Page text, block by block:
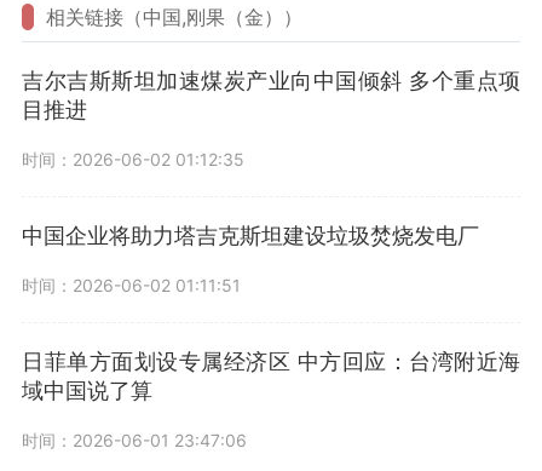
相关链接（中国,刚果（金））
吉尔吉斯斯坦加速煤炭产业向中国倾斜 多个重点项
目推进
时间：2026-06-02 01:12:35
中国企业将助力塔吉克斯坦建设垃圾焚烧发电厂
时间：2026-06-02 01:11:51
日菲单方面划设专属经济区 中方回应：台湾附近海
域中国说了算
时间：2026-06-01 23:47:06